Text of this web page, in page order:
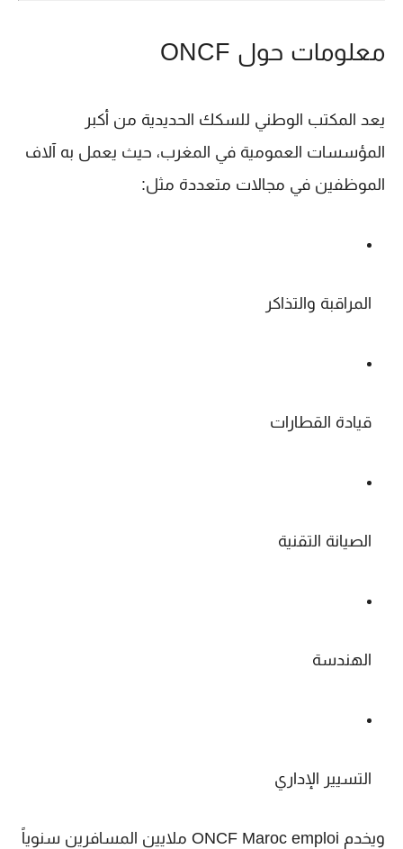
معلومات حول ONCF
يعد المكتب الوطني للسكك الحديدية من أكبر
المؤسسات العمومية في المغرب، حيث يعمل به آلاف
الموظفين في مجالات متعددة مثل:
المراقبة والتذاكر
قيادة القطارات
الصيانة التقنية
الهندسة
التسيير الإداري
ويخدم ONCF Maroc emploi ملايين المسافرين سنوياً